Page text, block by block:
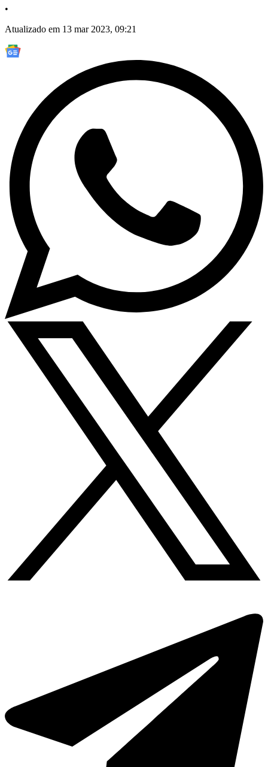
•
Atualizado em 13 mar 2023, 09:21